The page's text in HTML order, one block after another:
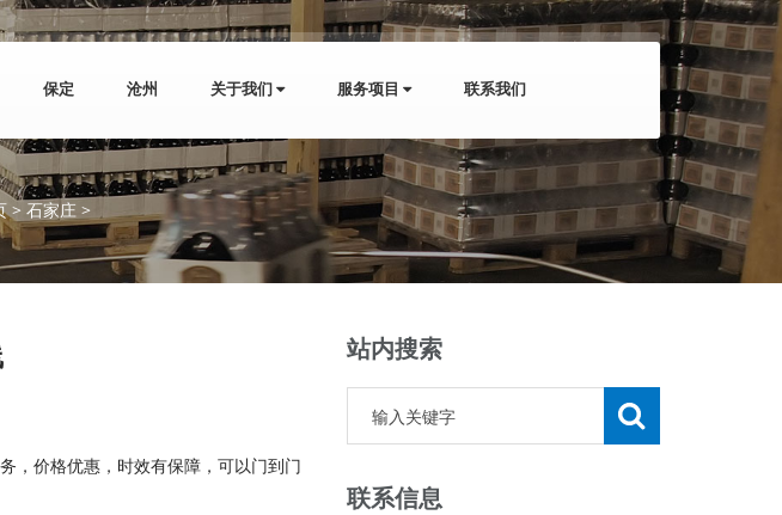
保定 沧州 关于我们 服务项目 联系我们
> 石家庄 >
，价格优惠，时效有保障，可以门到门
站内搜索
联系信息